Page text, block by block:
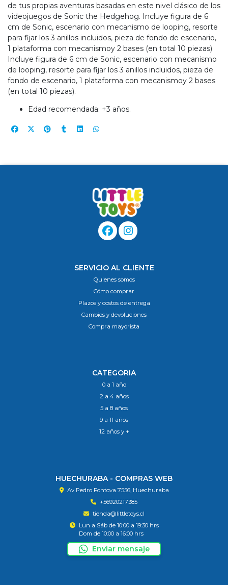
de tus propias aventuras basadas en este nivel clásico de los
videojuegos de Sonic the Hedgehog. Incluye figura de 6
cm de Sonic, escenario con mecanismo de looping, resorte
para fijar los 3 anillos incluidos, pieza de fondo de escenario,
1 plataforma con mecanismoy 2 bases (en total 10 piezas)
Incluye figura de 6 cm de Sonic, escenario con mecanismo
de looping, resorte para fijar los 3 anillos incluidos, pieza de
fondo de escenario, 1 plataforma con mecanismoy 2 bases
(en total 10 piezas).
Edad recomendada: +3 años.
SERVICIO AL CLIENTE
Quienes somos
Cómo comprar
Plazos y costos de entrega
Cambios y devoluciones
Compra mayorista
CATEGORIA
0 a 1 año
2 a 4 años
5 a 8 años
9 a 11 años
12 años y +
HUECHURABA - COMPRAS WEB
Av Pedro Fontova 7556, Huechuraba
+56920217385
tienda@littletoys.cl
Lun a Sáb de 10:00 a 19:30 hrs
Dom de 10:00 a 16:00 hrs
Enviar mensaje